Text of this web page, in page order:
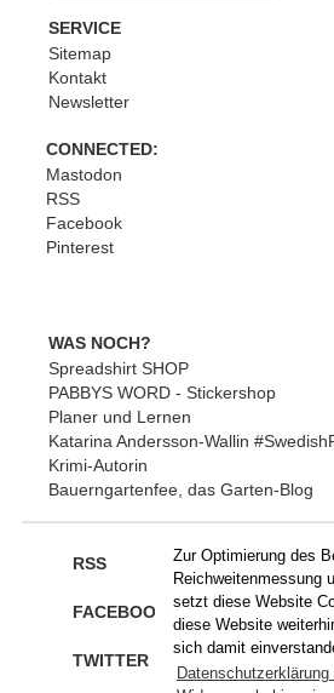
Zur Optimierung des
Reichweitenmessung
setzt diese Website
diese Website
sich damit
Datenschutzerklärung
SERVICE
Sitemap
Kontakt
Newsletter
CONNECTED:
Mastodon
RSS
Facebook
Pinterest
WAS NOCH?
Spreadshirt SHOP
PABBYS WORD - Stickershop
Planer und Lernen
Katarina Andersson-Wallin
Krimi-Autorin
Bauerngartenfee, das Garten-Blog
RSS
FACEBOOK
TWITTER